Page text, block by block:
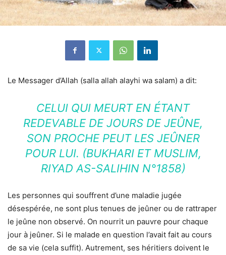
Le Messager d’Allah (salla allah alayhi wa salam) a dit:
CELUI QUI MEURT EN ÉTANT
REDEVABLE DE JOURS DE JEÛNE,
SON PROCHE PEUT LES JEÛNER
POUR LUI. (BUKHARI ET MUSLIM,
RIYAD AS-SALIHIN N°1858)
Les personnes qui souffrent d’une maladie jugée
désespérée, ne sont plus tenues de jeûner ou de rattraper
le jeûne non observé. On nourrit un pauvre pour chaque
jour à jeûner. Si le malade en question l’avait fait au cours
de sa vie (cela suffit). Autrement, ses héritiers doivent le